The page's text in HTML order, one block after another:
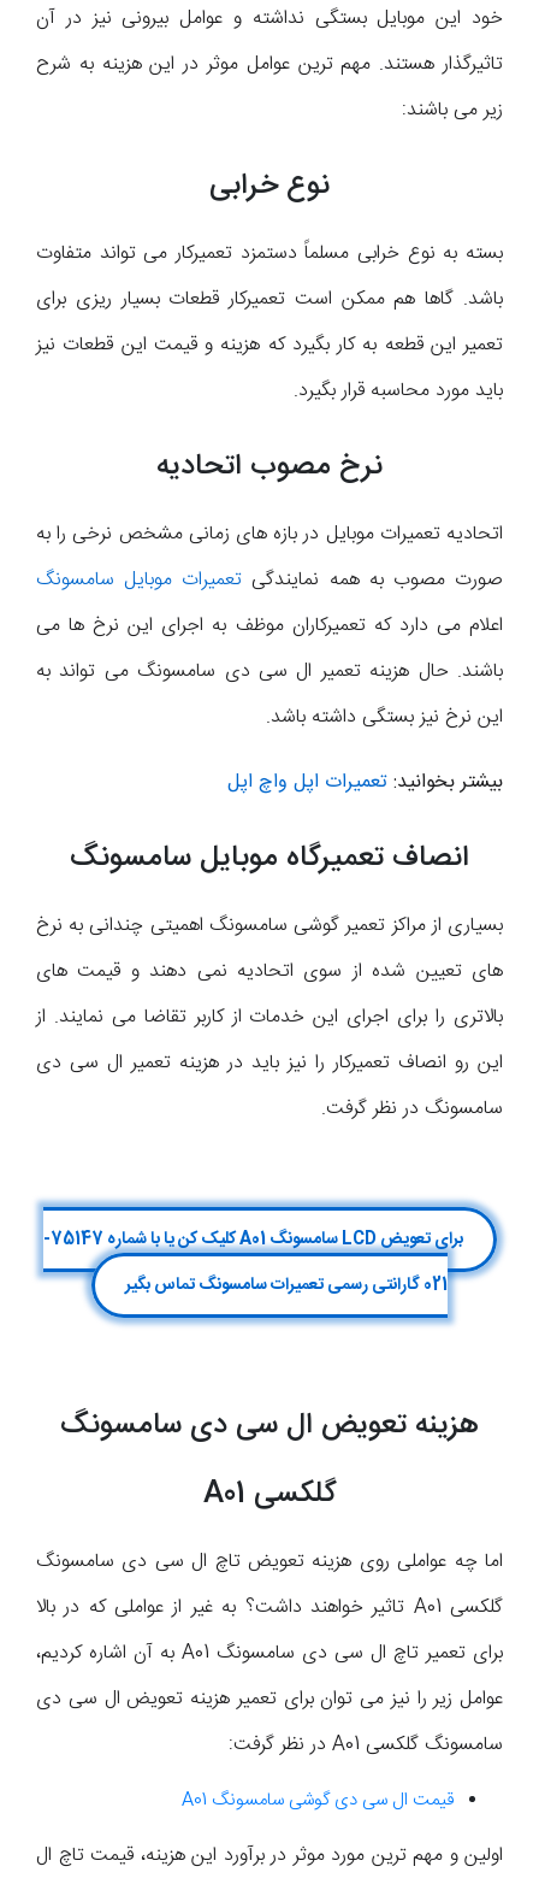
خود این موبایل بستگی نداشته و عوامل بیرونی نیز در آن
تاثیرگذار هستند. مهم ترین عوامل موثر در این هزینه به شرح
زیر می باشند:
نوع خرابی
بسته به نوع خرابی مسلماً دستمزد تعمیرکار می تواند متفاوت
باشد. گاها هم ممکن است تعمیرکار قطعات بسیار ریزی برای
تعمیر این قطعه به کار بگیرد که هزینه و قیمت این قطعات نیز
باید مورد محاسبه قرار بگیرد.
نرخ مصوب اتحادیه
اتحادیه تعمیرات موبایل در بازه های زمانی مشخص نرخی را به
صورت مصوب به همه نمایندگی تعمیرات موبایل سامسونگ
اعلام می دارد که تعمیرکاران موظف به اجرای این نرخ ها می
باشند. حال هزینه تعمیر ال سی دی سامسونگ می تواند به
این نرخ نیز بستگی داشته باشد.
بیشتر بخوانید:تعمیرات اپل واچ اپل
انصاف تعمیرگاه موبایل سامسونگ
بسیاری از مراکز تعمیر گوشی سامسونگ اهمیتی چندانی به نرخ
های تعیین شده از سوی اتحادیه نمی دهند و قیمت های
بالاتری را برای اجرای این خدمات از کاربر تقاضا می نمایند. از
این رو انصاف تعمیرکار را نیز باید در هزینه تعمیر ال سی دی
سامسونگ در نظر گرفت.
برای تعویض LCD سامسونگ A01 کلیک کن یا با شماره 75147-
021 گارانتی رسمی تعمیرات سامسونگ تماس بگیر
هزینه تعویض ال سی دی سامسونگ
گلکسی A01
اما چه عواملی روی هزینه تعویض تاچ ال سی دی سامسونگ
گلکسی A01 تاثیر خواهند داشت؟ به غیر از عواملی که در بالا
برای تعمیر تاچ ال سی دی سامسونگ A01 به آن اشاره کردیم،
عوامل زیر را نیز می توان برای تعمیر هزینه تعویض ال سی دی
سامسونگ گلکسی A01 در نظر گرفت:
قیمت ال سی دی گوشی سامسونگ A01
اولین و مهم ترین مورد موثر در برآورد این هزینه، قیمت تاچ ال